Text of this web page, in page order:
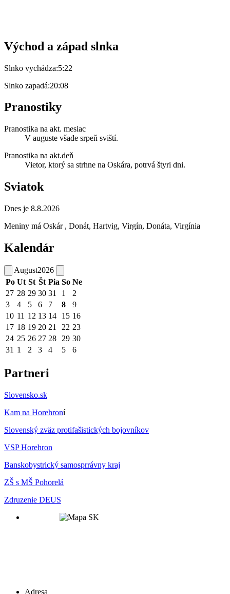
Východ a západ slnka
Slnko vychádza:5:22
Slnko zapadá:20:08
Pranostiky
Pranostika na akt. mesiac
V auguste všade srpeň sviští.
Pranostika na akt.deň
Vietor, ktorý sa strhne na Oskára, potrvá štyri dni.
Sviatok
Dnes je 8.8.2026
Meniny má Oskár , Donát, Hartvig, Virgín, Donáta, Virgínia
Kalendár
August2026
Po Ut St Št Pia So Ne
27 28 29 30 31 1
2
3
4 5 6 7 8
9
10 11 12 13 14 15 16
17 18 19 20 21 22 23
24 25 26 27 28 29 30
31 1 2 3 4 5 6
Partneri
Slovensko.sk
Kam na Horehroní
Slovenský zväz protifašistických bojovníkov
VSP Horehron
Banskobystrický samosprrávny kraj
ZŠ s MŠ Pohorelá
Zdruzenie DEUS
Adresa